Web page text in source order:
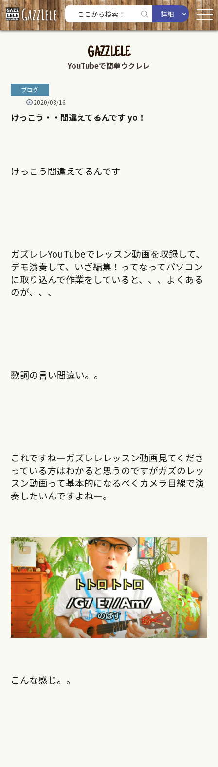
詳細
GAZZLELE
YouTubeで簡単ウクレレ
ブログ
2020/08/16
けっこう・・間違えてるんです yo！
けっこう間違えてるんです
ガズレレYouTubeでレッスン動画を収録して、
デモ演奏して、いざ編集！ってなってパソコン
に取り込んで作業をしていると、、、よくある
のが、、、
歌詞の言い間違い。。
これですねーガズレレレッスン動画見てくださ
っている方はわかると思うのですがガズのレッ
スン動画って基本的になるべくカメラ目線で演
奏したいんですよねー。
こんな感じ。。